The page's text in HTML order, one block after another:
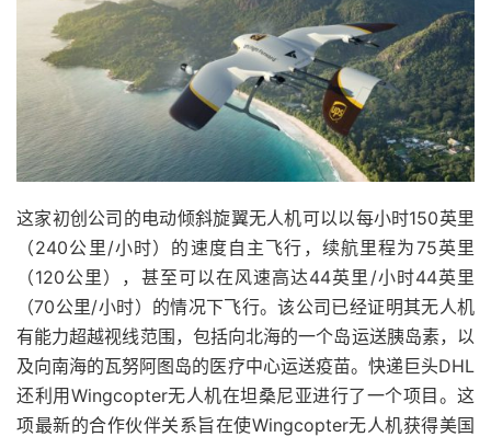
这家初创公司的电动倾斜旋翼无人机可以以每小时150英里
（240公里/小时）的速度自主飞行，续航里程为75英里
（120公里），甚至可以在风速高达44英里/小时44英里
（70公里/小时）的情况下飞行。该公司已经证明其无人机
有能力超越视线范围，包括向北海的一个岛运送胰岛素，以
及向南海的瓦努阿图岛的医疗中心运送疫苗。快递巨头DHL
还利用Wingcopter无人机在坦桑尼亚进行了一个项目。这
项最新的合作伙伴关系旨在使Wingcopter无人机获得美国